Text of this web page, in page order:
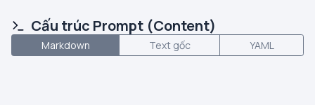
Cấu trúc Prompt (Content)
Markdown Text gốc YAML